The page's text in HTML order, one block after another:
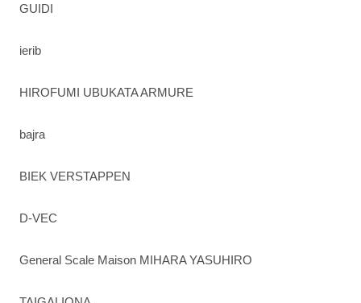
GUIDI
ierib
HIROFUMI UBUKATA ARMURE
bajra
BIEK VERSTAPPEN
D-VEC
General Scale Maison MIHARA YASUHIRO